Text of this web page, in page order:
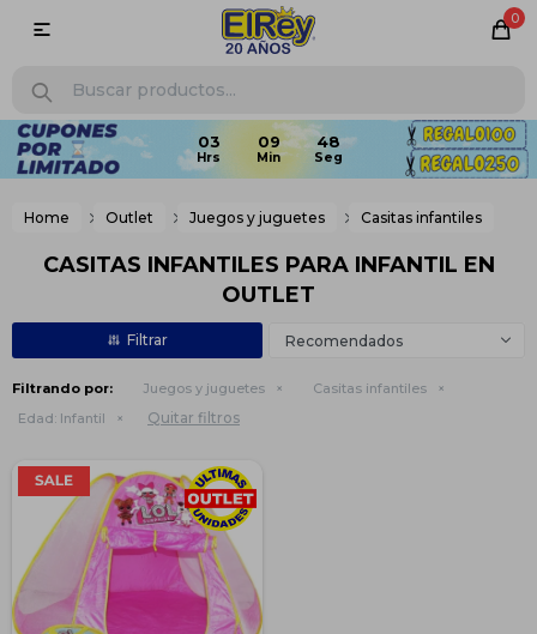
0

03 09 48
Home Outlet Juegos y juguetes Casitas infantiles
CASITAS INFANTILES PARA INFANTIL EN
OUTLET
Recomendados
Filtrando por: Juegos y juguetes
Casitas infantiles
Edad: Infantil Quitar filtros